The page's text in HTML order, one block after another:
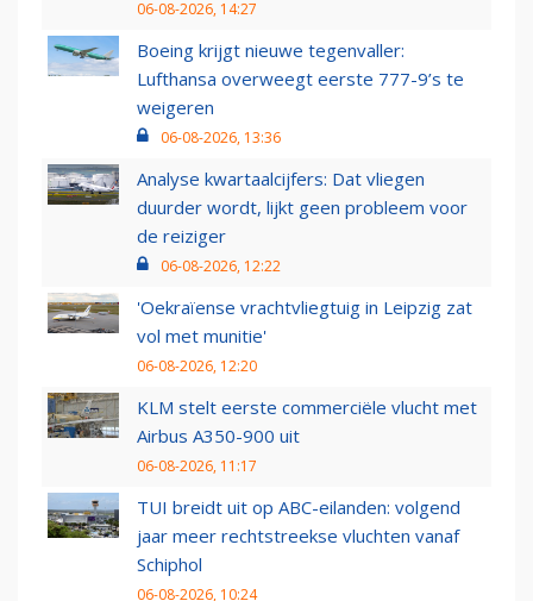
06-08-2026, 14:27
Boeing krijgt nieuwe tegenvaller:
Lufthansa overweegt eerste 777-9’s te
weigeren
06-08-2026, 13:36
Analyse kwartaalcijfers: Dat vliegen
duurder wordt, lijkt geen probleem voor
de reiziger
06-08-2026, 12:22
'Oekraïense vrachtvliegtuig in Leipzig zat
vol met munitie'
06-08-2026, 12:20
KLM stelt eerste commerciële vlucht met
Airbus A350-900 uit
06-08-2026, 11:17
TUI breidt uit op ABC-eilanden: volgend
jaar meer rechtstreekse vluchten vanaf
Schiphol
06-08-2026, 10:24